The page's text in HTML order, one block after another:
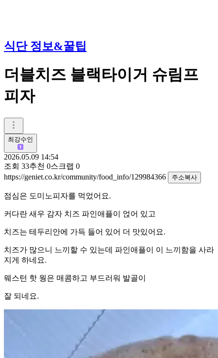
식단 정보&꿀팁
더블치즈 블랙타이거 슈림프
피자
최강수인
2026.05.09 14:54
조회 33추천 0스크랩 0
https://geniet.co.kr/community/food_info/129984366
주소복사
점심은 도미노피자를 먹었어요.
커다란 새우 감자 치즈 파인애플이 얹어 있고
치즈는 테두리안에 가득 들어 있어 더 맛있어요.
치즈가 많으니 느끼할 수 있는데 파인애플이 이 느끼함을 사라
지게 하네요.
웨스턴 핫 웡은 매콤하고 부드러워 발골이
잘 되네요.